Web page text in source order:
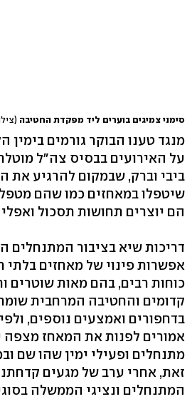
סימני צמיגים בוערים ליד מפקדת החטיבה
מנגד טענו הבוקר גורמים בימין
על האירועים בבסיס צה"ל
ביבי וברק, שבמקום להרגיע את
שיטפלו במאחזים כמו שהם
הם יוצרים תחושות תסכול
דריכות שיא בציבור
אפשרות פינוי של מאחזים בלתי
כוחות רבים, בהם מאות שוטרים
קדומים והחטיבה המרחבית
בדחפורים ואמצעים נוספים,
אמורים לפנות את המאחז מצפה
מתנחלים ופעילי ימין שהו שם
זאת, אחרי ערב של מגעים
המתנחלים ונציגי הממשלה